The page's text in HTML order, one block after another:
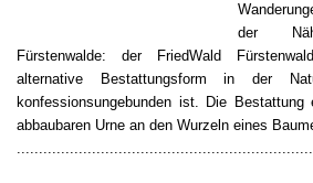
der
Fürstenwalde: der FriedWald
alternative Bestattungsform in der
konfessionsungebunden ist. Die
abbaubaren Urne an den Wurzeln eines